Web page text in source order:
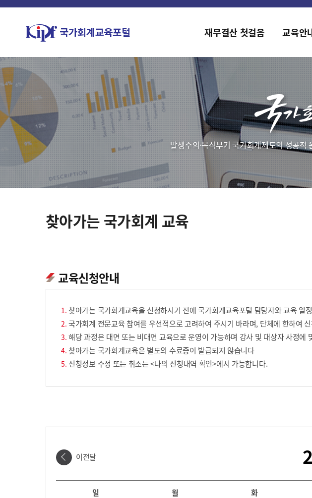
홈페이지가 새롭게
재무결산 첫걸음 교육안
발생주의·복식부기 국가회계제도의 성공
찾아가는 국가회계 교육
교육신청안내
찾아가는 국가회계교육을 신청하시기 전에 국가회계교육포털 담당자와 교육
국가회계 전문교육 참여를 우선적으로 고려하여 주시기 바라며, 단체에 한하여
해당 과정은 대면 또는 비대면 교육으로 운영이 가능하며 강사 및 대상자 사정에
찾아가는 국가회계교육은 별도의 수료증이 발급되지 않습니다
신청정보 수정 또는 취소는 <나의 신청내역 확인>에서 가능합니다.
이전달
날짜선택
일 월 화